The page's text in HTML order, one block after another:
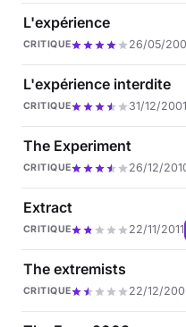
L'expérience
CRITIQUE 26/05/
L'expérience interdite
CRITIQUE 31/12/2001
The Experiment
CRITIQUE 26/12/
Extract
CRITIQUE 22/11/2011
The extremists
CRITIQUE 22/12/